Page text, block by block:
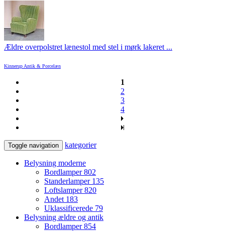
Ældre overpolstret lænestol med stel i mørk lakeret ...
Kinnerup Antik & Porcelæn
1
2
3
4
Toggle navigation kategorier
Belysning moderne
Bordlamper802
Standerlamper 135
Loftslamper820
Andet 183
Uklassificerede 79
Belysning ældre og antik
Bordlamper854